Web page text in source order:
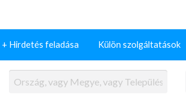
+ Hirdetés feladása Külön szolgáltatások